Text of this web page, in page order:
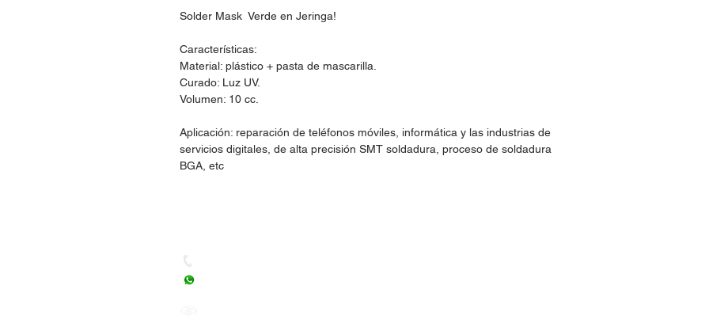
Solder Mask Verde en Jeringa!
Características:
Material: plástico + pasta de mascarilla.
Curado: Luz UV.
Volumen: 10 cc.
Aplicación: reparación de teléfonos móviles, informática y las industrias de
servicios digitales, de alta precisión SMT soldadura, proceso de soldadura
BGA, etc